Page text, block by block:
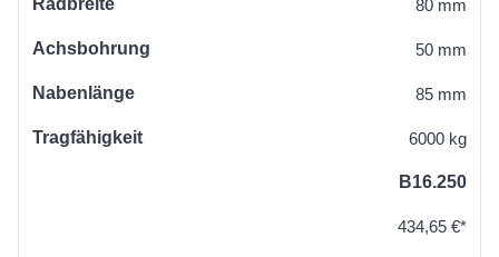
Radbreite 80 mm
Achsbohrung 50 mm
Nabenlänge 85 mm
Tragfähigkeit 6000 kg
B16.250
434,65 €*